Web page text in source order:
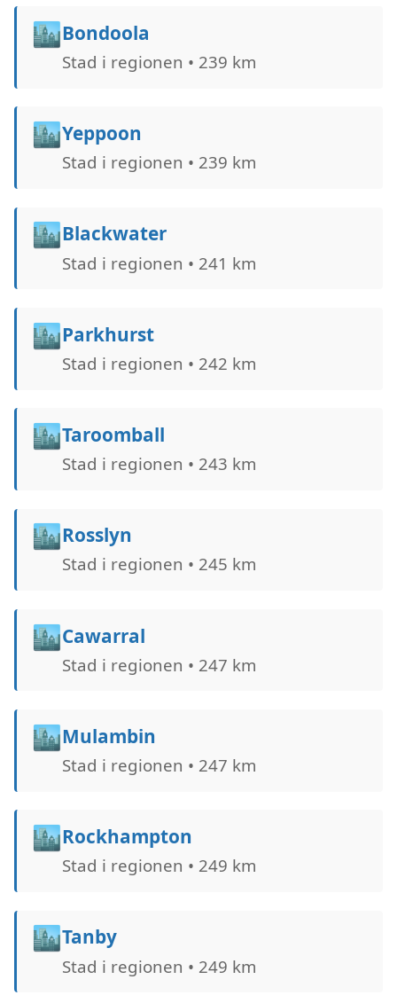
🏙️Bondoola
Stad i regionen • 239 km
🏙️Yeppoon
Stad i regionen • 239 km
🏙️Blackwater
Stad i regionen • 241 km
🏙️Parkhurst
Stad i regionen • 242 km
🏙️Taroomball
Stad i regionen • 243 km
🏙️Rosslyn
Stad i regionen • 245 km
🏙️Cawarral
Stad i regionen • 247 km
🏙️Mulambin
Stad i regionen • 247 km
🏙️Rockhampton
Stad i regionen • 249 km
🏙️Tanby
Stad i regionen • 249 km